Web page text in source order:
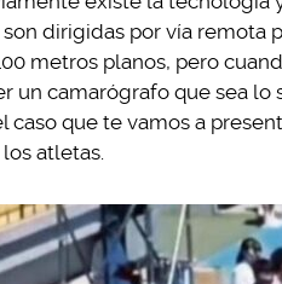
dirigidas por vía remota
metros planos, pero
un camarógrafo que sea
caso que te vamos a
atletas.